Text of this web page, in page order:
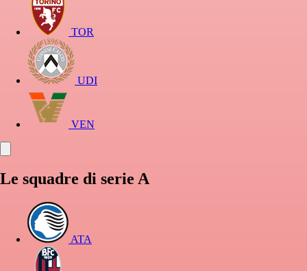
TOR
UDI
VEN
Le squadre di serie A
ATA